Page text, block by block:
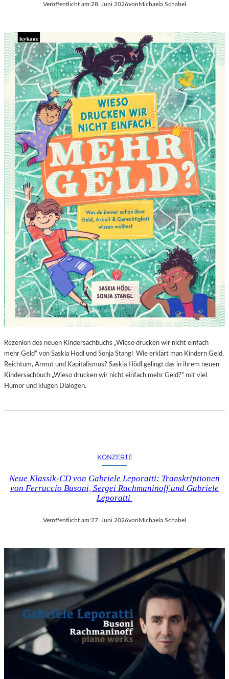
Veröffentlicht am:28. Juni 2026von Michaela Schabel
Rezenion des neuen Kindersachbuchs „Wieso drucken wir nicht einfach
mehr Geld“ von Saskia Hödl und Sonja Stangl Wie erklärt man Kindern Geld,
Reichtum, Armut und Kapitalismus? Saskia Hödl gelingt das in ihrem neuen
Kindersachbuch „Wieso drucken wir nicht einfach mehr Geld?“ mit viel
Humor und klugen Dialogen.
KONZERTE
Neue Klassik-CD von Gabriele Leporatti: Transkriptionen
von Ferruccio Busoni, Sergei Rachmaninoff und Gabriele
Leporatti
Veröffentlicht am:27. Juni 2026vonMichaela Schabel